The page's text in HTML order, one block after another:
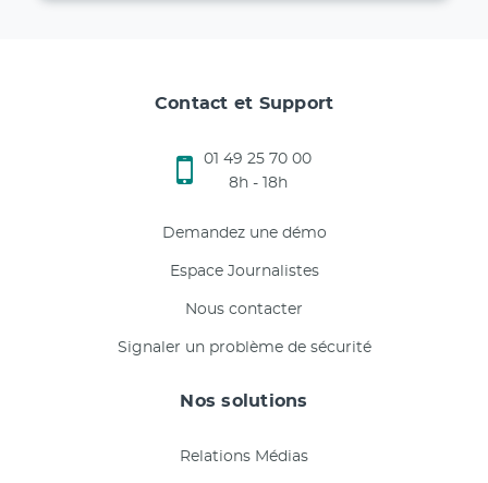
Contact et Support
01 49 25 70 00
8h - 18h
Demandez une démo
Espace Journalistes
Nous contacter
Signaler un problème de sécurité
Nos solutions
Relations Médias